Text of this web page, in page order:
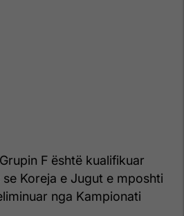
F është kualifikuar
Koreja e Jugut e mposhti
nga Kampionati